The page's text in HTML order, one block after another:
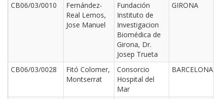
CB06/03/0010
Fernández-
Real Lemos,
Jose Manuel
Fundación
Instituto de
Investigacion
Biomédica de
Girona, Dr.
Josep Trueta
GIRONA
CB06/03/0028
Fitó Colomer,
Montserrat
Consorcio
Hospital del
Mar
BARCELONA